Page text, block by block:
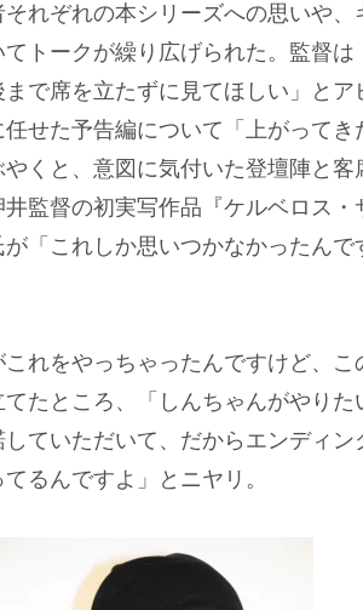
れぞれの本シリーズへの思いや、
トークが繰り広げられた。監督は
で席を立たずに見てほしい」とア
せた予告編について「上がってき
くと、意図に気付いた登壇陣と客
監督の初実写作品『ケルベロス・
「これしか思いつかなかったんで
れをやっちゃったんですけど、こ
たところ、「しんちゃんがやりた
ていただいて、だからエンディン
るんですよ」とニヤリ。